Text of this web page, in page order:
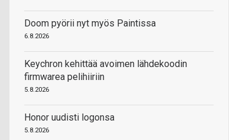
Doom pyörii nyt myös Paintissa
6.8.2026
Keychron kehittää avoimen lähdekoodin
firmwarea pelihiiriin
5.8.2026
Honor uudisti logonsa
5.8.2026